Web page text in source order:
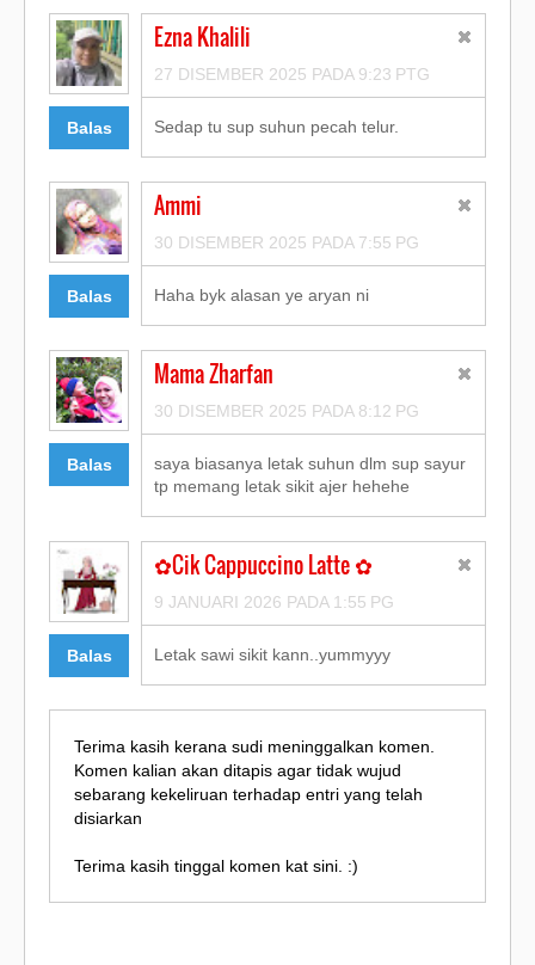
Balas
Ezna Khalili
27 DISEMBER 2025 PADA 9:23 PTG
Sedap tu sup suhun pecah telur.
Balas
Ammi
30 DISEMBER 2025 PADA 7:55 PG
Haha byk alasan ye aryan ni
Balas
Mama Zharfan
30 DISEMBER 2025 PADA 8:12 PG
saya biasanya letak suhun dlm sup sayur
tp memang letak sikit ajer hehehe
Balas
✿Cik Cappuccino Latte ✿
9 JANUARI 2026 PADA 1:55 PG
Letak sawi sikit kann..yummyyy
Terima kasih kerana sudi meninggalkan komen.
Komen kalian akan ditapis agar tidak wujud
sebarang kekeliruan terhadap entri yang telah
disiarkan
Terima kasih tinggal komen kat sini. :)